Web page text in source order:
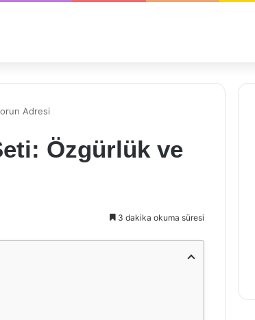
Adresi
Özgürlük ve
3 dakika okuma süresi